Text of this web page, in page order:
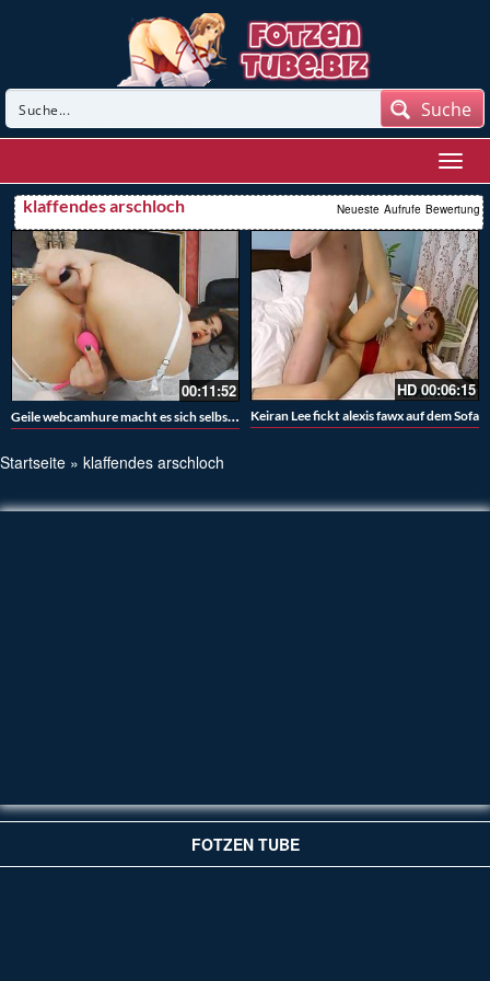
Suche
klaffendes arschloch Neueste Aufrufe Bewertung
00:11:52
Geile webcamhure macht es sich selbst geil
HD00:06:15
Keiran Lee fickt alexis fawx auf dem Sofa
Startseite » klaffendes arschloch
FOTZEN TUBE